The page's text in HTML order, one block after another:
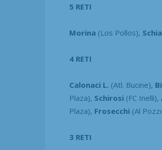
5 RETI
Morina (Los Pollos),
4 RETI
Calonaci L. (Atl. Bucine),
Plaza), Schirosi (FC Inelli),
Plaza), Frosecchi (Al
3 RETI